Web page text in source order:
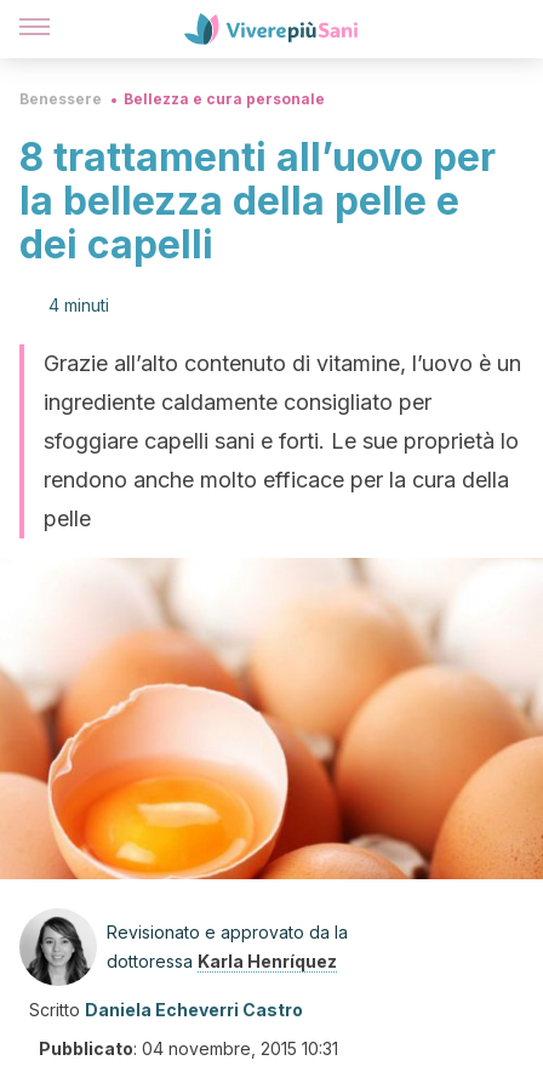
Benessere Bellezza e cura personale
8 trattamenti all’uovo per
la bellezza della pelle e
dei capelli
4 minuti
Grazie all’alto contenuto di vitamine, l’uovo è un
ingrediente caldamente consigliato per
sfoggiare capelli sani e forti. Le sue proprietà lo
rendono anche molto efficace per la cura della
pelle
Revisionato e approvato da la
dottoressa Karla Henríquez
Scritto Daniela Echeverri Castro
Pubblicato: 04 novembre, 2015 10:31